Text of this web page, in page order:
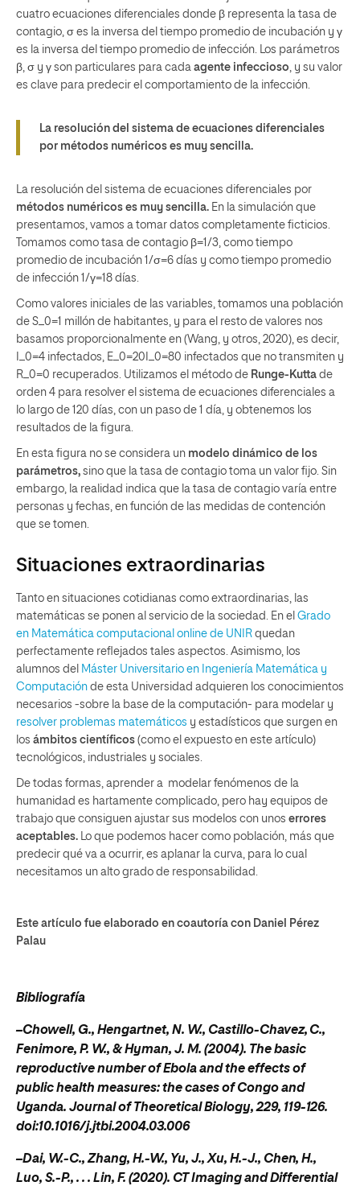
cuatro ecuaciones diferenciales donde β representa la tasa de
contagio, σ es la inversa del tiempo promedio de incubación y γ
es la inversa del tiempo promedio de infección. Los parámetros
β, σ y γ son particulares para cada agente infeccioso , y su valor
es clave para predecir el comportamiento de la infección.
La resolución del sistema de ecuaciones diferenciales
por métodos numéricos es muy sencilla.
La resolución del sistema de ecuaciones diferenciales por
métodos numéricos es muy sencilla. En la simulación que
presentamos, vamos a tomar datos completamente ficticios.
Tomamos como tasa de contagio β=1/3, como tiempo
promedio de incubación 1/σ=6 días y como tiempo promedio
de infección 1/γ=18 días.
Como valores iniciales de las variables, tomamos una población
de S_0=1 millón de habitantes, y para el resto de valores nos
basamos proporcionalmente en (Wang, y otros, 2020), es decir,
I_0=4 infectados, E_0=20I_0=80 infectados que no transmiten y
R_0=0 recuperados. Utilizamos el método de Runge-Kutta de
orden 4 para resolver el sistema de ecuaciones diferenciales a
lo largo de 120 días, con un paso de 1 día, y obtenemos los
resultados de la figura.
En esta figura no se considera un modelo dinámico de los
parámetros, sino que la tasa de contagio toma un valor fijo. Sin
embargo, la realidad indica que la tasa de contagio varía entre
personas y fechas, en función de las medidas de contención
que se tomen.
Situaciones extraordinarias
Tanto en situaciones cotidianas como extraordinarias, las
matemáticas se ponen al servicio de la sociedad. En el Grado
en Matemática computacional online de UNIR quedan
perfectamente reflejados tales aspectos. Asimismo, los
alumnos del Máster Universitario en Ingeniería Matemática y
Computación de esta Universidad adquieren los conocimientos
necesarios -sobre la base de la computación- para modelar y
resolver problemas matemáticos y estadísticos que surgen en
los ámbitos científicos (como el expuesto en este artículo)
tecnológicos, industriales y sociales.
De todas formas, aprender a modelar fenómenos de la
humanidad es hartamente complicado, pero hay equipos de
trabajo que consiguen ajustar sus modelos con unos errores
aceptables. Lo que podemos hacer como población, más que
predecir qué va a ocurrir, es aplanar la curva, para lo cual
necesitamos un alto grado de responsabilidad.
Este artículo fue elaborado en coautoría con Daniel Pérez
Palau
Bibliografía
–Chowell, G., Hengartnet, N. W., Castillo-Chavez, C.,
Fenimore, P. W., & Hyman, J. M. (2004). The basic
reproductive number of Ebola and the effects of
public health measures: the cases of Congo and
Uganda. Journal of Theoretical Biology, 229, 119-126.
doi:10.1016/j.jtbi.2004.03.006
–Dai, W.-C., Zhang, H.-W., Yu, J., Xu, H.-J., Chen, H.,
Luo, S.-P., . . . Lin, F. (2020). CT Imaging and Differential